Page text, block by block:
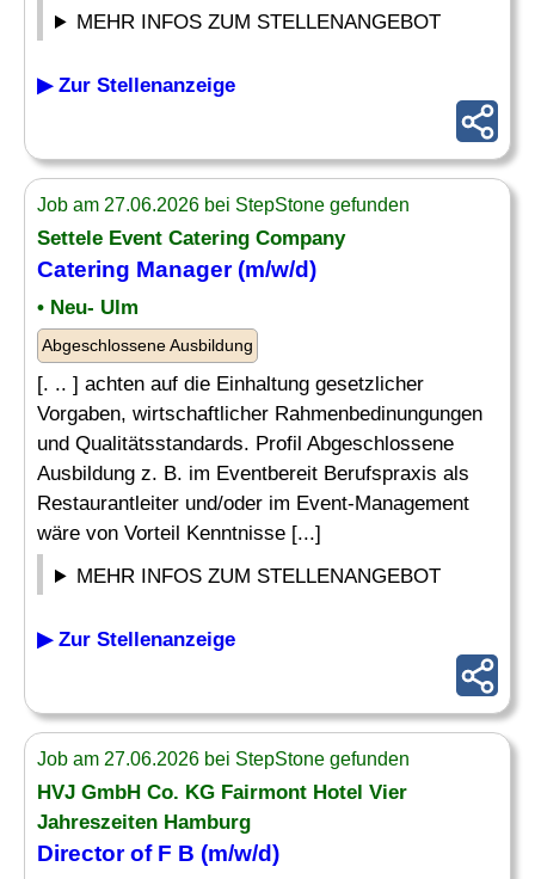
MEHR INFOS ZUM STELLENANGEBOT
▶ Zur Stellenanzeige
Job am 27.06.2026 bei StepStone gefunden
Settele Event Catering Company
Catering Manager(m/w/d)
• Neu- Ulm
Abgeschlossene Ausbildung
[. .. ] achten auf die Einhaltung gesetzlicher
Vorgaben, wirtschaftlicher Rahmenbedinungungen
und Qualitätsstandards. Profil Abgeschlossene
Ausbildung z. B. im Eventbereit Berufspraxis als
Restaurantleiter und/oder im Event-Management
wäre von Vorteil Kenntnisse [...]
MEHR INFOS ZUM STELLENANGEBOT
▶ Zur Stellenanzeige
Job am 27.06.2026 bei StepStone gefunden
HVJ GmbH Co. KG Fairmont Hotel Vier
Jahreszeiten Hamburg
Director of F B (m/w/d)